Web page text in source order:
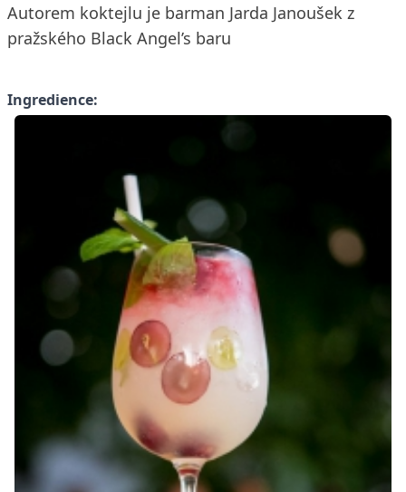
Autorem koktejlu je barman Jarda Janoušek z
pražského Black Angel’s baru
Ingredience: